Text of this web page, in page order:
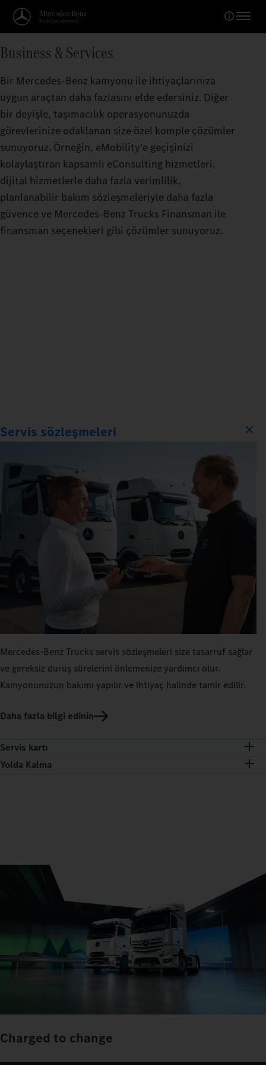
Business & Services
Bir Mercedes‑Benz kamyonu ile ihtiyaçlarınıza
uygun araçtan daha fazlasını elde edersiniz. Diğer
bir deyişle, taşımacılık operasyonunuzda
görevlerinize odaklanan size özel komple çözümler
sunuyoruz. Örneğin, eMobility'e geçişinizi
kolaylaştıran kapsamlı eConsulting hizmetleri,
dijital hizmetlerle daha fazla verimlilik,
planlanabilir bakım sözleşmeleriyle daha fazla
güvence ve Mercedes‑Benz Trucks Finansman ile
finansman seçenekleri gibi çözümler sunuyoruz.
Servis sözleşmeleri
Mercedes‑Benz Trucks servis sözleşmeleri size tasarruf sağlar
ve gereksiz duruş sürelerini önlemenize yardımcı olur.
Kamyonunuzun bakımı yapılır ve ihtiyaç halinde tamir edilir.
Daha fazla bilgi edinin
Servis kartı
Yolda Kalma
Charged to change